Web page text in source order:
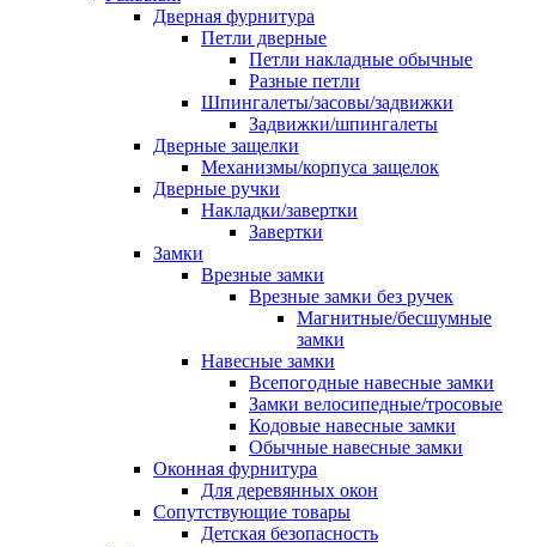
Дверная фурнитура
Петли дверные
Петли накладные обычные
Разные петли
Шпингалеты/засовы/задвижки
Задвижки/шпингалеты
Дверные защелки
Механизмы/корпуса защелок
Дверные ручки
Накладки/завертки
Завертки
Замки
Врезные замки
Врезные замки без ручек
Магнитные/бесшумные
замки
Навесные замки
Всепогодные навесные замки
Замки велосипедные/тросовые
Кодовые навесные замки
Обычные навесные замки
Оконная фурнитура
Для деревянных окон
Сопутствующие товары
Детская безопасность